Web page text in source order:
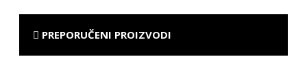
PREPORUČENI PROIZVODI